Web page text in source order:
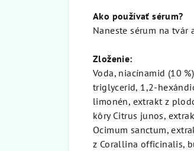
Ako používať sérum?
Naneste sérum na tvár
Zloženie:
Voda, niacínamid (10
triglycerid, 1,2-
limonén, extrakt z
kôry Citrus junos,
Ocimum sanctum,
z Corallina officinalis,